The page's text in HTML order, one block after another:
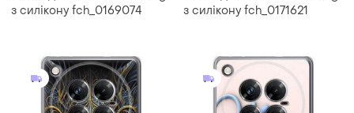
з силікону fch_0169074
з силікону fch_0171621